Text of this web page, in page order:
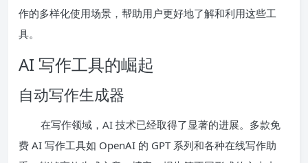
作的多样化使用场景，帮助用户更好地了解和利用这些工
具。
AI 写作工具的崛起
自动写作生成器
在写作领域，AI 技术已经取得了显著的进展。多款免
费 AI 写作工具如 OpenAI 的 GPT 系列和各种在线写作助